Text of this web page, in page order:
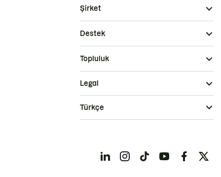
Şirket
Destek
Topluluk
Legal
Türkçe